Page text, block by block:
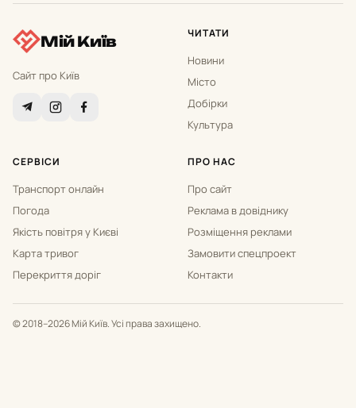
Мій Київ
Сайт про Київ
ЧИТАТИ
Новини
Місто
Добірки
Культура
СЕРВІСИ
Транспорт онлайн
Погода
Якість повітря у Києві
Карта тривог
Перекриття доріг
ПРО НАС
Про сайт
Реклама в довіднику
Розміщення реклами
Замовити спецпроект
Контакти
© 2018–2026 Мій Київ. Усі права захищено.